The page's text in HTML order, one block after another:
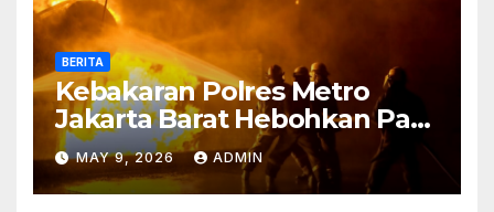
BERITA
Kebakaran Polres Metro
Jakarta Barat Hebohkan Pagi
Hari, Ini Fakta Terbarunya
MAY 9, 2026 ADMIN